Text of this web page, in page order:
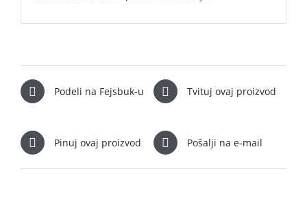
Podeli na Fejsbuk-u Tvituj ovaj proizvod
Pinuj ovaj proizvod Pošalji na e-mail